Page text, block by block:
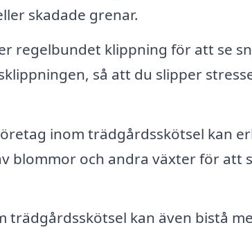
skadade grenar.
regelbundet klippning för att se
så att du slipper
inom trädgårdsskötsel kan
blommor och andra växter för att
trädgårdsskötsel kan även bistå